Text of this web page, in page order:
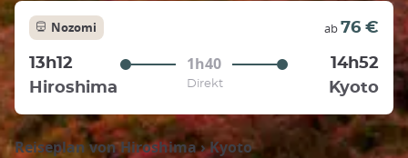
Nozomi ab76 €
13h12 1h40
14h52
Hiroshima
Direkt Kyoto
Reiseplan vonHiroshima›Kyoto